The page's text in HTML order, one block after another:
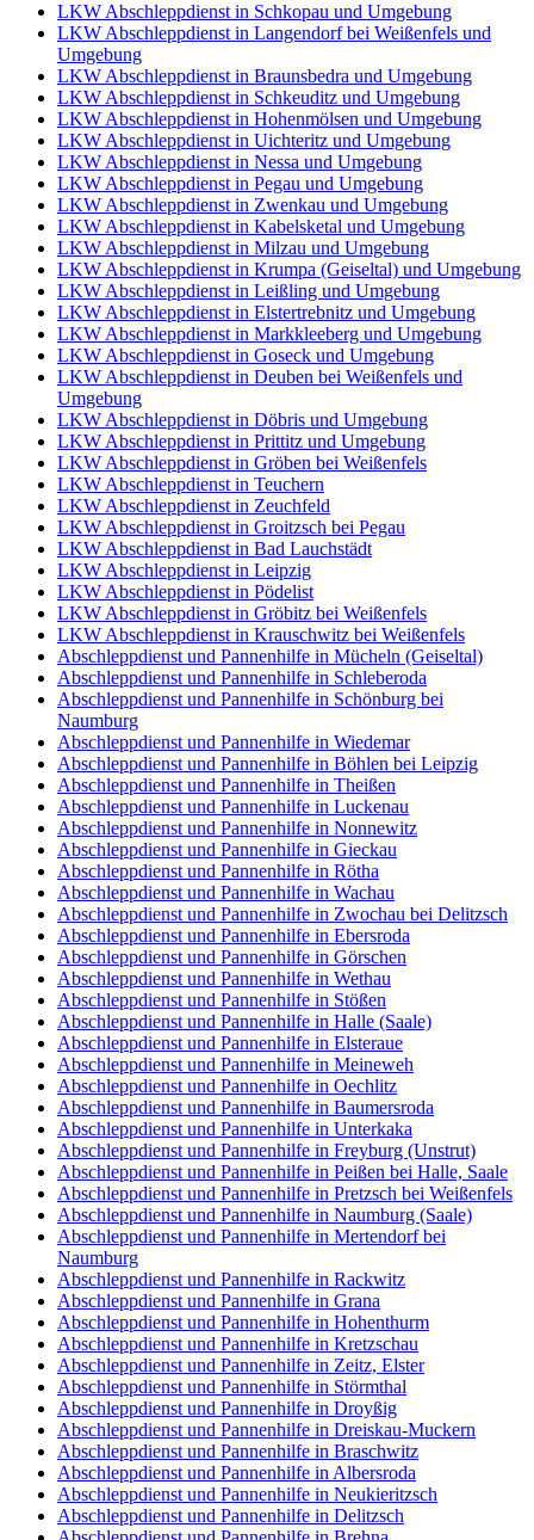
LKW Abschleppdienst in Schkopau und Umgebung
LKW Abschleppdienst in Langendorf bei Weißenfels und
Umgebung
LKW Abschleppdienst in Braunsbedra und Umgebung
LKW Abschleppdienst in Schkeuditz und Umgebung
LKW Abschleppdienst in Hohenmölsen und Umgebung
LKW Abschleppdienst in Uichteritz und Umgebung
LKW Abschleppdienst in Nessa und Umgebung
LKW Abschleppdienst in Pegau und Umgebung
LKW Abschleppdienst in Zwenkau und Umgebung
LKW Abschleppdienst in Kabelsketal und Umgebung
LKW Abschleppdienst in Milzau und Umgebung
LKW Abschleppdienst in Krumpa (Geiseltal) und Umgebung
LKW Abschleppdienst in Leißling und Umgebung
LKW Abschleppdienst in Elstertrebnitz und Umgebung
LKW Abschleppdienst in Markkleeberg und Umgebung
LKW Abschleppdienst in Goseck und Umgebung
LKW Abschleppdienst in Deuben bei Weißenfels und
Umgebung
LKW Abschleppdienst in Döbris und Umgebung
LKW Abschleppdienst in Prittitz und Umgebung
LKW Abschleppdienst in Gröben bei Weißenfels
LKW Abschleppdienst in Teuchern
LKW Abschleppdienst in Zeuchfeld
LKW Abschleppdienst in Groitzsch bei Pegau
LKW Abschleppdienst in Bad Lauchstädt
LKW Abschleppdienst in Leipzig
LKW Abschleppdienst in Pödelist
LKW Abschleppdienst in Gröbitz bei Weißenfels
LKW Abschleppdienst in Krauschwitz bei Weißenfels
Abschleppdienst und Pannenhilfe in Mücheln (Geiseltal)
Abschleppdienst und Pannenhilfe in Schleberoda
Abschleppdienst und Pannenhilfe in Schönburg bei
Naumburg
Abschleppdienst und Pannenhilfe in Wiedemar
Abschleppdienst und Pannenhilfe in Böhlen bei Leipzig
Abschleppdienst und Pannenhilfe in Theißen
Abschleppdienst und Pannenhilfe in Luckenau
Abschleppdienst und Pannenhilfe in Nonnewitz
Abschleppdienst und Pannenhilfe in Gieckau
Abschleppdienst und Pannenhilfe in Rötha
Abschleppdienst und Pannenhilfe in Wachau
Abschleppdienst und Pannenhilfe in Zwochau bei Delitzsch
Abschleppdienst und Pannenhilfe in Ebersroda
Abschleppdienst und Pannenhilfe in Görschen
Abschleppdienst und Pannenhilfe in Wethau
Abschleppdienst und Pannenhilfe in Stößen
Abschleppdienst und Pannenhilfe in Halle (Saale)
Abschleppdienst und Pannenhilfe in Elsteraue
Abschleppdienst und Pannenhilfe in Meineweh
Abschleppdienst und Pannenhilfe in Oechlitz
Abschleppdienst und Pannenhilfe in Baumersroda
Abschleppdienst und Pannenhilfe in Unterkaka
Abschleppdienst und Pannenhilfe in Freyburg (Unstrut)
Abschleppdienst und Pannenhilfe in Peißen bei Halle, Saale
Abschleppdienst und Pannenhilfe in Pretzsch bei Weißenfels
Abschleppdienst und Pannenhilfe in Naumburg (Saale)
Abschleppdienst und Pannenhilfe in Mertendorf bei
Naumburg
Abschleppdienst und Pannenhilfe in Rackwitz
Abschleppdienst und Pannenhilfe in Grana
Abschleppdienst und Pannenhilfe in Hohenthurm
Abschleppdienst und Pannenhilfe in Kretzschau
Abschleppdienst und Pannenhilfe in Zeitz, Elster
Abschleppdienst und Pannenhilfe in Störmthal
Abschleppdienst und Pannenhilfe in Droyßig
Abschleppdienst und Pannenhilfe in Dreiskau-Muckern
Abschleppdienst und Pannenhilfe in Braschwitz
Abschleppdienst und Pannenhilfe in Albersroda
Abschleppdienst und Pannenhilfe in Neukieritzsch
Abschleppdienst und Pannenhilfe in Delitzsch